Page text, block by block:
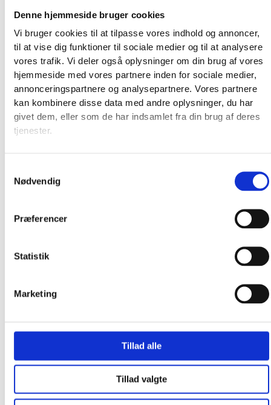
Denne hjemmeside bruger cookies
Vi bruger cookies til at tilpasse vores indhold og annoncer,
til at vise dig funktioner til sociale medier og til at analysere
vores trafik. Vi deler også oplysninger om din brug af vores
hjemmeside med vores partnere inden for sociale medier,
annonceringspartnere og analysepartnere. Vores partnere
kan kombinere disse data med andre oplysninger, du har
givet dem, eller som de har indsamlet fra din brug af deres
tjenester.
Nødvendig
Præferencer
Statistik
Marketing
Tillad alle
Tillad valgte
Broderitilbehør
Addi Strikketilbehør
Videoer